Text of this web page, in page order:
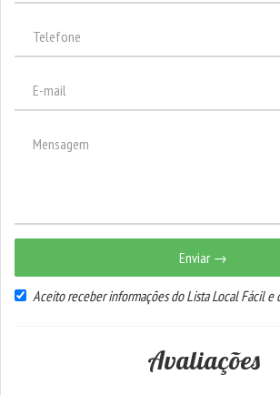
Enviar →
Aceito receber informações do Lista Local Fácil e
Avaliações